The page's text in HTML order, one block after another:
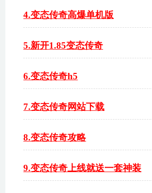
4.变态传奇高爆单机版
5.新开1.85变态传奇
6.变态传奇h5
7.变态传奇网站下载
8.变态传奇攻略
9.变态传奇上线就送一套神装